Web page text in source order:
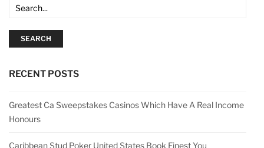
SEARCH
RECENT POSTS
Greatest Ca Sweepstakes Casinos Which Have A Real Income
Honours
Caribbean Stud Poker United States Book Finest You